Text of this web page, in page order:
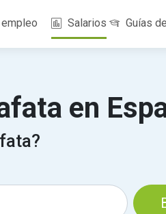
Salarios Guías
en